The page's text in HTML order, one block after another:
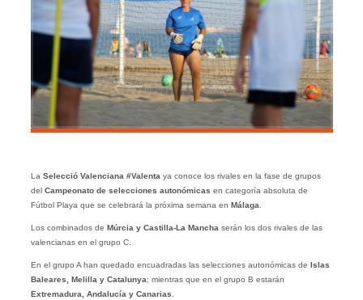
La Selecció Valenciana #Valentaya conoce los rivales en la fase de grupos
del Campeonato de selecciones autonómicas en categoría absoluta de
Fútbol Playa que se celebrará la próxima semana en Málaga.
Los combinados de Múrcia y Castilla-La Manchaserán los dos rivales de las
valencianas en el grupo C.
En el grupo A han quedado encuadradas las selecciones autonómicas de
Islas
Baleares, Melilla y Catalunya; mientras que en el grupo B estarán
Extremadura, Andalucía y Canarias.